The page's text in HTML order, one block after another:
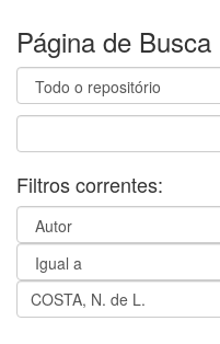
Página de Busca
Filtros correntes: